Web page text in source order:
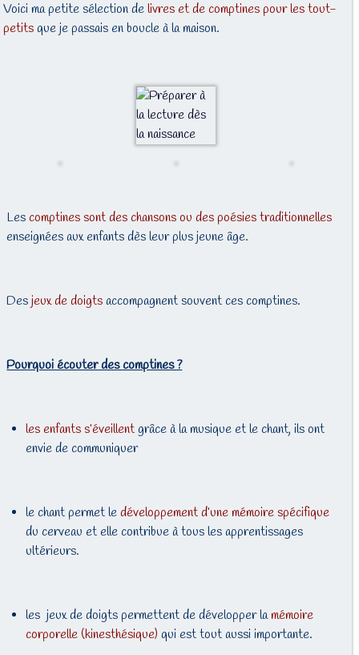
Voici ma petite sélection delivres et de comptines pour les tout-
petitsque je passais en boucle à la maison.
Les comptines sont des chansons ou des poésies traditionnelles
enseignées aux enfants dès leur plus jeune âge.
Desjeux de doigtsaccompagnent souvent ces comptines.
Pourquoi écouter des comptines ?
les enfants s’éveillent grâce à la musique et le chant, ils ont
envie de communiquer
le chant permet le développement d’une mémoire spécifique
du cerveau et elle contribue à tous les apprentissages
ultérieurs.
les jeux de doigts permettent de développer lamémoire
corporelle (kinesthésique) qui est tout aussi importante.